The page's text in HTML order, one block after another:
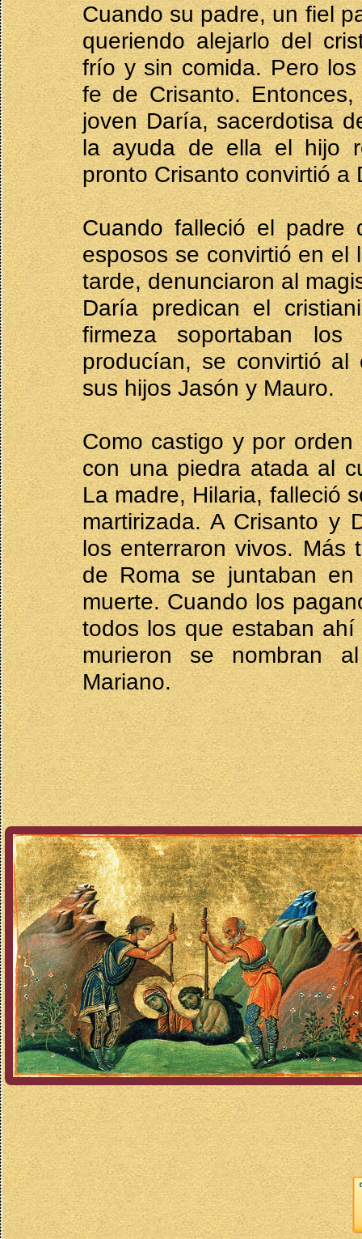
Cuando su padre, un fiel
queriendo alejarlo del
frío y sin comida. Pero
fe de Crisanto.
joven Daría, sacerdotisa
la ayuda de ella el hijo
pronto Crisanto convirtió a
Cuando falleció el padre
esposos se convirtió en el
tarde, denunciaron al
Daría predican el
firmeza soportaban
producían, se convirtió al
sus hijos Jasón y Mauro.
Como castigo y por
con una piedra atada al
La madre, Hilaria, falleció
martirizada. A Crisanto y
los enterraron vivos. Más
de Roma se juntaban
muerte. Cuando los
todos los que estaban
murieron se nombran
Mariano.